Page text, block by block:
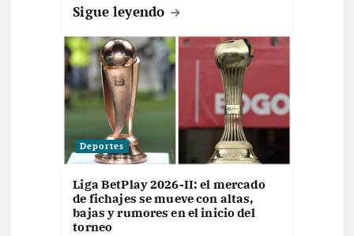
Sigue leyendo
Deportes
Liga BetPlay 2026-II: el mercado
de fichajes se mueve con altas,
bajas y rumores en el inicio del
torneo